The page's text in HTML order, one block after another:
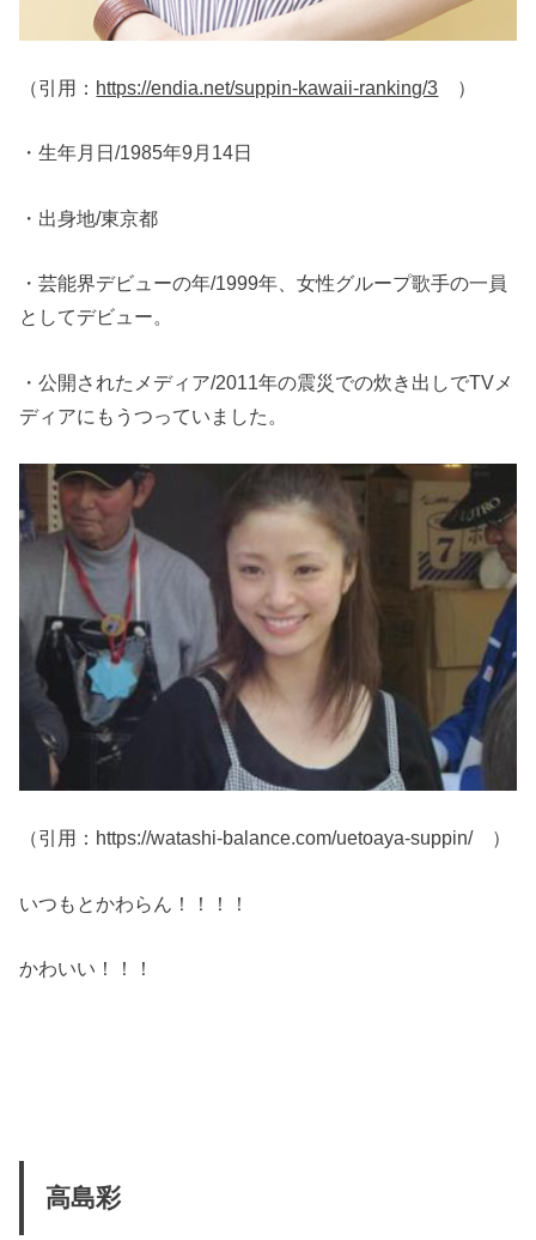
（引用： https://endia.net/suppin-kawaii-ranking/3 ）
・生年月日/1985年9月14日
・出身地/東京都
・芸能界デビューの年/1999年、女性グループ歌手の一員
としてデビュー。
・公開されたメディア/2011年の震災での炊き出しでTVメ
ディアにもうつっていました。
（引用：https://watashi-balance.com/uetoaya-suppin/ ）
いつもとかわらん！！！！
かわいい！！！
高島彩